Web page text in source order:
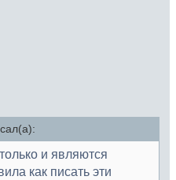
и являются
как писать эти